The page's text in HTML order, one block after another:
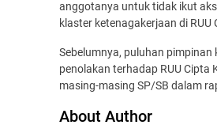
anggotanya untuk tidak ikut
klaster ketenagakerjaan di RUU
Sebelumnya, puluhan
penolakan terhadap RUU
masing-masing SP/SB dalam
About Author